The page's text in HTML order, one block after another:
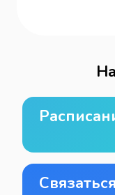
Связаться